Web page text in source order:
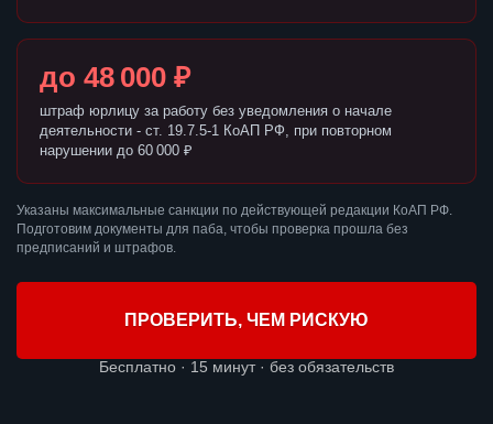
до 48 000 ₽
штраф юрлицу за работу без уведомления о начале
деятельности - ст. 19.7.5-1 КоАП РФ, при повторном
нарушении до 60 000 ₽
Указаны максимальные санкции по действующей редакции КоАП РФ.
Подготовим документы для паба, чтобы проверка прошла без
предписаний и штрафов.
ПРОВЕРИТЬ, ЧЕМ РИСКУЮ
Бесплатно · 15 минут · без обязательств